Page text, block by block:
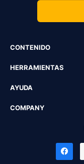
CONTENIDO
HERRAMIENTAS
AYUDA
COMPANY